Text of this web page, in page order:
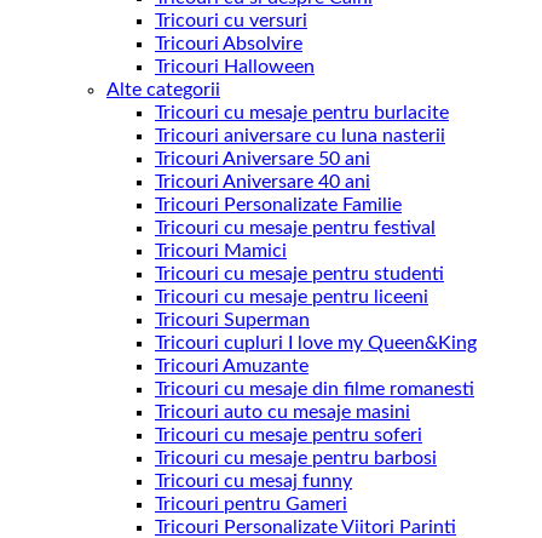
Tricouri cu versuri
Tricouri Absolvire
Tricouri Halloween
Alte categorii
Tricouri cu mesaje pentru burlacite
Tricouri aniversare cu luna nasterii
Tricouri Aniversare 50 ani
Tricouri Aniversare 40 ani
Tricouri Personalizate Familie
Tricouri cu mesaje pentru festival
Tricouri Mamici
Tricouri cu mesaje pentru studenti
Tricouri cu mesaje pentru liceeni
Tricouri Superman
Tricouri cupluri I love my Queen&King
Tricouri Amuzante
Tricouri cu mesaje din filme romanesti
Tricouri auto cu mesaje masini
Tricouri cu mesaje pentru soferi
Tricouri cu mesaje pentru barbosi
Tricouri cu mesaj funny
Tricouri pentru Gameri
Tricouri Personalizate Viitori Parinti